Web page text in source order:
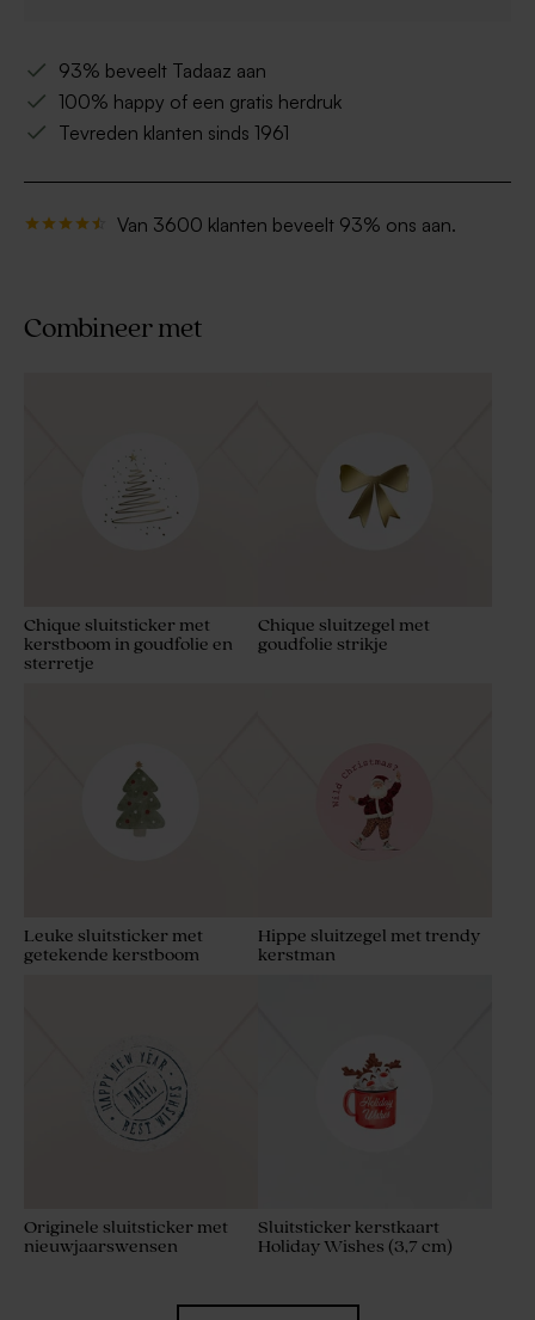
93% beveelt Tadaaz aan
100% happy of een gratis herdruk
Tevreden klanten sinds 1961
Van 3600 klanten beveelt 93% ons aan.
Combineer met
Chique sluitsticker met
kerstboom in goudfolie en
sterretje
Chique sluitzegel met
goudfolie strikje
Leuke sluitsticker met
getekende kerstboom
Hippe sluitzegel met trendy
kerstman
Originele sluitsticker met
nieuwjaarswensen
Sluitsticker kerstkaart
Holiday Wishes (3,7 cm)